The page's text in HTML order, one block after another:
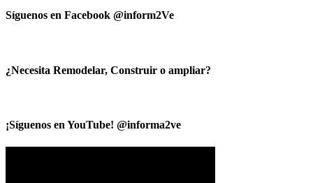
Síguenos en Facebook @inform2Ve
¿Necesita Remodelar, Construir o ampliar?
¡Síguenos en YouTube! @informa2ve